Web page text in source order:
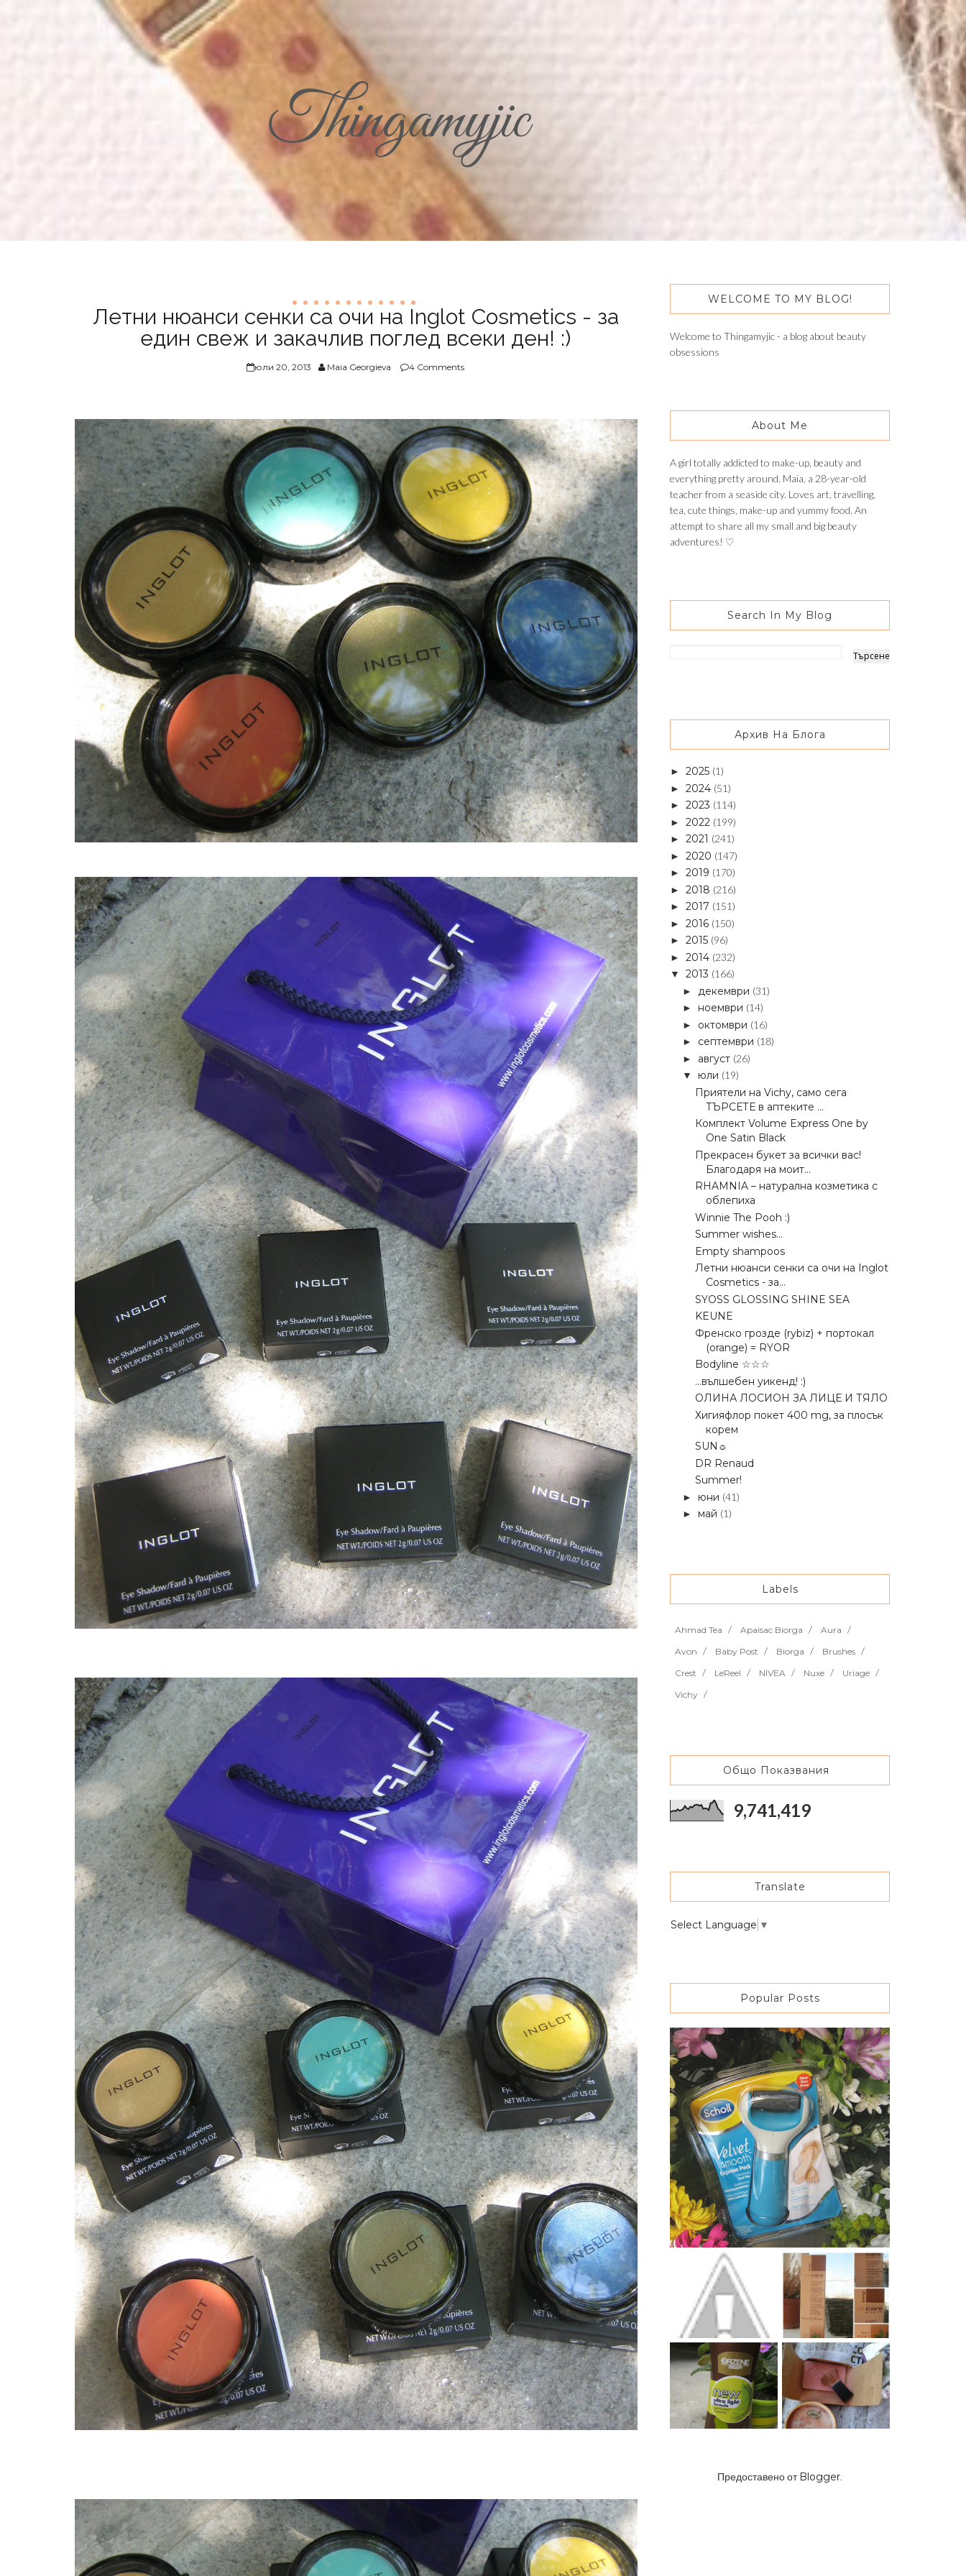
Thingamyjic
Летни нюанси сенки са очи на Inglot Cosmetics - за
един свеж и закачлив поглед всеки ден! :)
юли 20, 2013 Maia Georgieva 4 Comments
WELCOME TO MY BLOG!
Welcome to Thingamyjic - a blog about beauty
obsessions
About Me
A girl totally addicted to make-up, beauty and
everything pretty around. Maia, a 28-year-old
teacher from a seaside city. Loves art, travelling,
tea, cute things, make-up and yummy food. An
attempt to share all my small and big beauty
adventures! ♡
Search In My Blog
Архив На Блога
► 2025 (1)
► 2024 (51)
► 2023 (114)
► 2022 (199)
► 2021 (241)
► 2020 (147)
► 2019 (170)
► 2018 (216)
► 2017 (151)
► 2016 (150)
► 2015 (96)
► 2014 (232)
▼ 2013 (166)
► декември (31)
► ноември (14)
► октомври (16)
► септември (18)
► август (26)
▼ юли (19)
Приятели на Vichy, само сега
ТЪРСЕТЕ в аптеките ...
Комплект Volume Express One by
One Satin Black
Прекрасен букет за всички вас!
Благодаря на моит...
RHAMNIA – натурална козметика с
облепиха
Winnie The Pooh :)
Summer wishes...
Empty shampoos
Летни нюанси сенки са очи на Inglot
Cosmetics - за...
SYOSS GLOSSING SHINE SEA
KEUNE
Френско грозде (rybiz) + портокал
(orange) = RYOR
Bodyline ☆☆☆
...вълшебен уикенд! :)
ОЛИНА ЛОСИОН ЗА ЛИЦЕ И ТЯЛО
Хигияфлор покет 400 mg, за плосък
корем
SUN☼
DR Renaud
Summer!
► юни (41)
► май (1)
Labels
Ahmad Tea Apaisac Biorga
Aura
Avon
Baby Post Biorga
Brushes
Crest
LeReel NIVEA Nuxe
Uriage
Vichy
Общо Показвания
9,741,419
Translate
Select Language ▼
Popular Posts
Предоставено от Blogger.